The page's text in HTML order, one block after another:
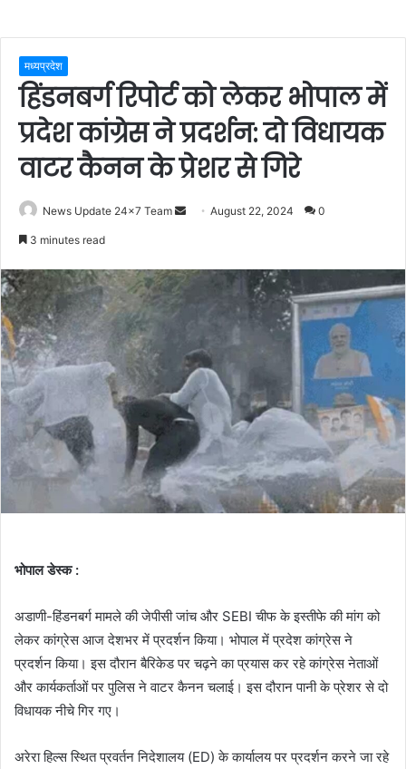
मध्यप्रदेश
हिंडनबर्ग रिपोर्ट को लेकर भोपाल में
प्रदेश कांग्रेस ने प्रदर्शन: दो विधायक
वाटर कैनन के प्रेशर से गिरे
News Update 24x7 Team
Send August 22, 2024 0
3 minutes read
भोपाल डेस्क :
अडाणी-हिंडनबर्ग मामले की जेपीसी जांच और SEBI चीफ के इस्तीफे की मांग को
लेकर कांग्रेस आज देशभर में प्रदर्शन किया। भोपाल में प्रदेश कांग्रेस ने
प्रदर्शन किया। इस दौरान बैरिकेड पर चढ़ने का प्रयास कर रहे कांग्रेस नेताओं
और कार्यकर्ताओं पर पुलिस ने वाटर कैनन चलाई। इस दौरान पानी के प्रेशर से दो
विधायक नीचे गिर गए।
अरेरा हिल्स स्थित प्रवर्तन निदेशालय (ED) के कार्यालय पर प्रदर्शन करने जा रहे